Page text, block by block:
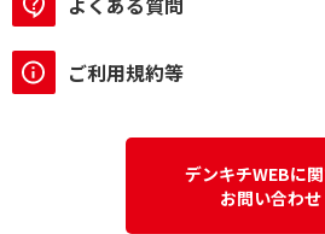
ご利用規約等
デンキチWEBに
お問い合わせ